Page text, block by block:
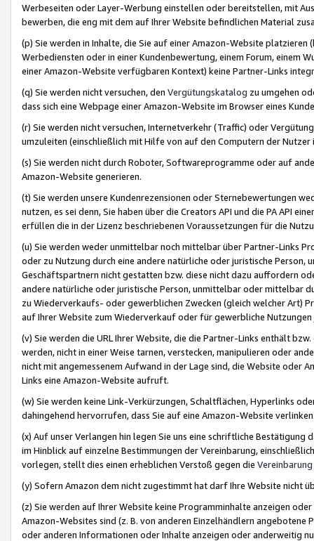
Werbeseiten oder Layer-Werbung einstellen oder bereitstellen, mit
bewerben, die eng mit dem auf Ihrer Website befindlichen Material
(p) Sie werden in Inhalte, die Sie auf einer Amazon-Website
Werbediensten oder in einer Kundenbewertung, einem Forum, einem
einer Amazon-Website verfügbaren Kontext) keine Partner-Links
(q) Sie werden nicht versuchen, den Vergütungskatalog zu umgehen
dass sich eine Webpage einer Amazon-Website im Browser eines
(r) Sie werden nicht versuchen, Internetverkehr (Traffic) oder
umzuleiten (einschließlich mit Hilfe von auf den Computern der
(s) Sie werden nicht durch Roboter, Softwareprogramme oder auf
Amazon-Website generieren.
(t) Sie werden unsere Kundenrezensionen oder Sternebewertungen
nutzen, es sei denn, Sie haben über die Creators API und die PA API
erfüllen die in der Lizenz beschriebenen Voraussetzungen für die
(u) Sie werden weder unmittelbar noch mittelbar über Partner-Links
oder zu Nutzung durch eine andere natürliche oder juristische
Geschäftspartnern nicht gestatten bzw. diese nicht dazu auffordern
andere natürliche oder juristische Person, unmittelbar oder mittelbar
zu Wiederverkaufs- oder gewerblichen Zwecken (gleich welcher Art)
auf Ihrer Website zum Wiederverkauf oder für gewerbliche
(v) Sie werden die URL Ihrer Website, die die Partner-Links enthält
werden, nicht in einer Weise tarnen, verstecken, manipulieren oder
nicht mit angemessenem Aufwand in der Lage sind, die Website oder
Links eine Amazon-Website aufruft.
(w) Sie werden keine Link-Verkürzungen, Schaltflächen, Hyperlinks
dahingehend hervorrufen, dass Sie auf eine Amazon-Website
(x) Auf unser Verlangen hin legen Sie uns eine schriftliche
im Hinblick auf einzelne Bestimmungen der Vereinbarung,
vorlegen, stellt dies einen erheblichen Verstoß gegen die Vereinbarung
(y) Sofern Amazon dem nicht zugestimmt hat darf Ihre Website nicht
(z) Sie werden auf Ihrer Website keine Programminhalte anzeigen
Amazon-Websites sind (z. B. von anderen Einzelhändlern
oder anderen Informationen oder Inhalte anzeigen oder anderweitig